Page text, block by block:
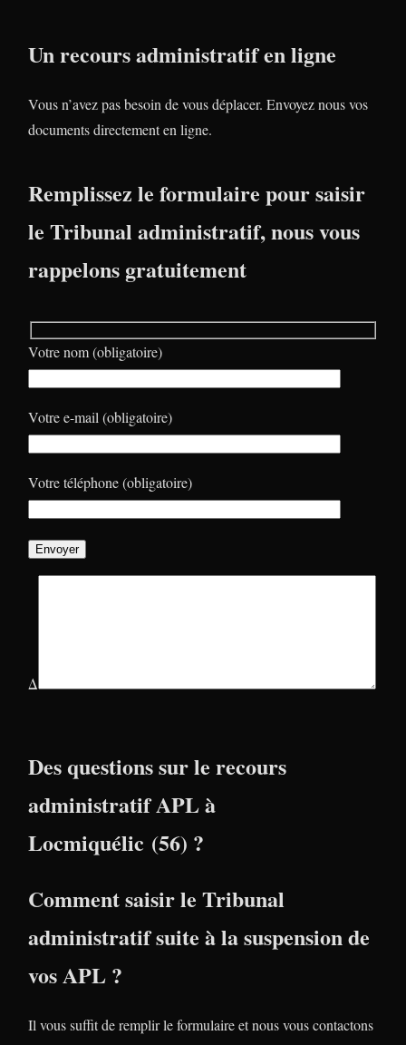
Un recours administratif en ligne
Vous n’avez pas besoin de vous déplacer. Envoyez nous vos
documents directement en ligne.
Remplissez le formulaire pour saisir
le Tribunal administratif, nous vous
rappelons gratuitement
Votre nom (obligatoire)
Votre e-mail (obligatoire)
Votre téléphone (obligatoire)
Δ
Des questions sur le recours
administratif APL à
Locmiquélic (56) ?
Comment saisir le Tribunal
administratif suite à la suspension de
vos APL ?
Il vous suffit de remplir le formulaire et nous vous contactons